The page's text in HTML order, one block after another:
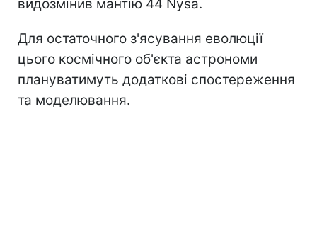
видозмінив мантію 44 Nysa.
Для остаточного з'ясування еволюції
цього космічного об'єкта астрономи
плануватимуть додаткові спостереження
та моделювання.